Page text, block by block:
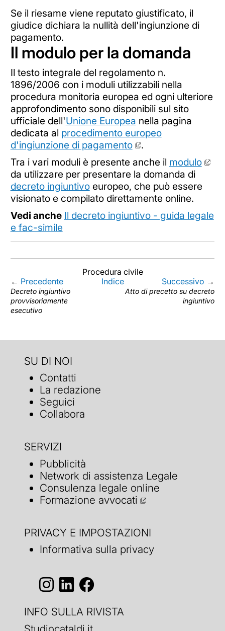
Se il riesame viene reputato giustificato, il
giudice dichiara la nullità dell'ingiunzione di
pagamento.
Il modulo per la domanda
Il testo integrale del regolamento n.
1896/2006 con i moduli utilizzabili nella
procedura monitoria europea ed ogni ulteriore
approfondimento sono disponibili sul sito
ufficiale dell'Unione Europea nella pagina
dedicata al procedimento europeo
d'ingiunzione di pagamento
.
Tra i vari moduli è presente anche il modulo
da utilizzare per presentare la domanda di
decreto ingiuntivoeuropeo, che può essere
visionato e compilato direttamente online.
Vedi anche Il decreto ingiuntivo - guida legale
e fac-simile
Procedura civile
← Precedente
Decreto ingiuntivo
provvisoriamente
esecutivo
Indice Successivo →
Atto di precetto su decreto
ingiuntivo
SU DI NOI
Contatti
La redazione
Seguici
Collabora
SERVIZI
Pubblicità
Network di assistenza Legale
Consulenza legale online
Formazione avvocati
PRIVACY E IMPOSTAZIONI
Informativa sulla privacy
INFO SULLA RIVISTA